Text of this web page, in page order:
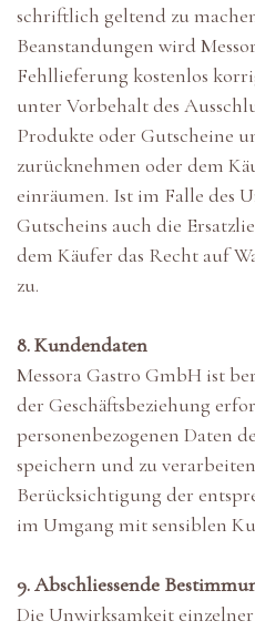
schriftlich geltend zu
Beanstandungen wird
Fehllieferung kostenlos
unter Vorbehalt des
Produkte oder Gutscheine
zurücknehmen oder dem
einräumen. Ist im Falle des
Gutscheins auch die
dem Käufer das Recht auf
zu.
8. Kundendaten
Messora Gastro GmbH ist
der Geschäftsbeziehung
personenbezogenen Daten
speichern und zu
Berücksichtigung der
im Umgang mit sensiblen
9. Abschliessende
Die Unwirksamkeit